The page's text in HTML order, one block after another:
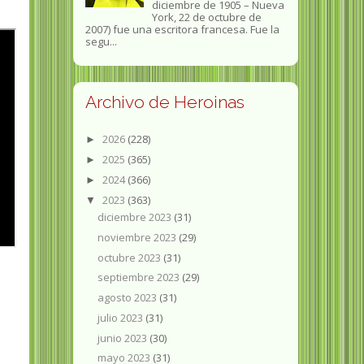
diciembre de 1905 – Nueva
York, 22 de octubre de
2007) fue una escritora francesa. Fue la
segu...
Archivo de Heroinas
► 2026 (228)
► 2025 (365)
► 2024(366)
▼ 2023 (363)
diciembre 2023 (31)
noviembre 2023 (29)
octubre 2023 (31)
septiembre 2023 (29)
agosto 2023 (31)
julio 2023 (31)
junio 2023 (30)
mayo 2023 (31)